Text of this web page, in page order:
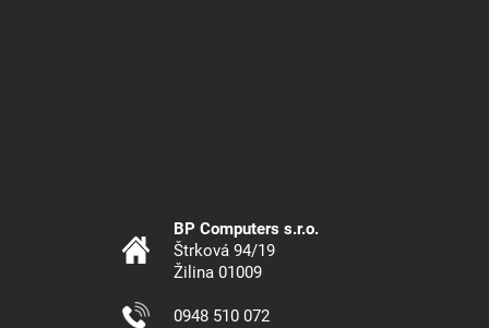
BP Computers s.r.o.
Štrková 94/19
Žilina 01009
0948 510 072